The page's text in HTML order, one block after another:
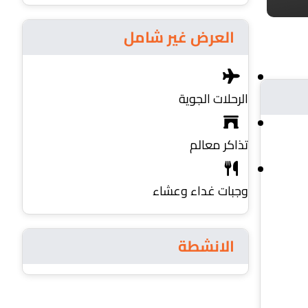
العرض غير شامل
الرحلات الجوية
تذاكر معالم
وجبات غداء وعشاء
الانشطة